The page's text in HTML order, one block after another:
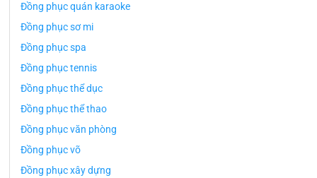
Đồng phục quán karaoke
Đồng phục sơ mi
Đồng phục spa
Đồng phục tennis
Đồng phục thể dục
Đồng phục thể thao
Đồng phục văn phòng
Đồng phục võ
Đồng phục xây dựng